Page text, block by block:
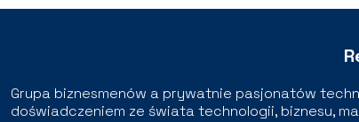
Grupa biznesmenów a prywatnie pasjonatów
doświadczeniem ze świata technologii, biznesu,